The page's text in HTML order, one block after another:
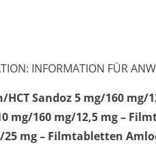
INFORMATION FÜR
Sandoz 5 mg/160
mg/160 mg/12,5 mg –
25 mg – Filmtabletten